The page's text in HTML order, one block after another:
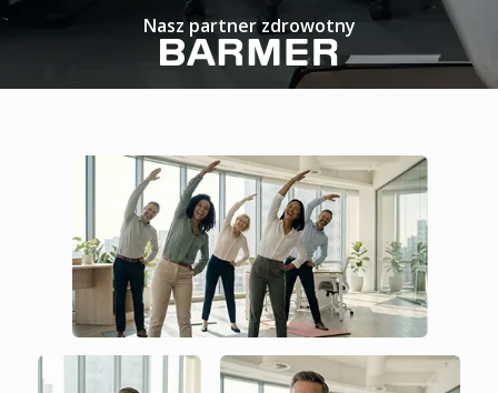
Nasz partner zdrowotny